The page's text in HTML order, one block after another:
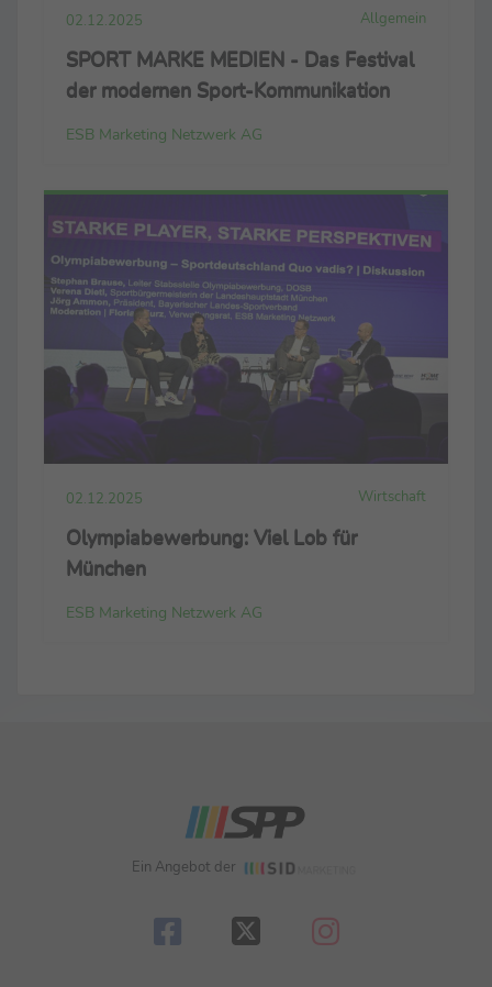
02.12.2025 Allgemein
SPORT MARKE MEDIEN - Das Festival
der modernen Sport-Kommunikation
ESB Marketing Netzwerk AG
02.12.2025 Wirtschaft
Olympiabewerbung: Viel Lob für
München
ESB Marketing Netzwerk AG
Ein Angebot der